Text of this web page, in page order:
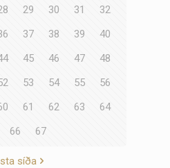
29 30 31
32
37 38 39
40
45 46 47
48
53 54 55
56
61 62 63
64
66 67
síða